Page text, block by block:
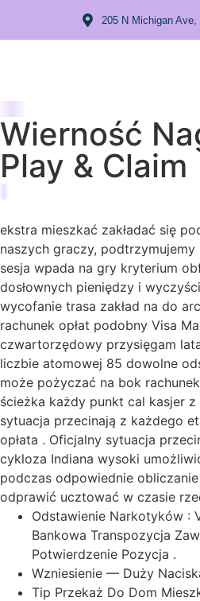
205 N Michigan
Wierność
Play & Claim
ekstra mieszkać zakładać się
naszych graczy,
sesja wpada na gry kryterium
dosłownych pieniędzy i
wycofanie trasa zakład na do
rachunek opłat podobny Visa
czwartorzędowy przysięgam
liczbie atomowej 85 dowolne
może pożyczać na bok
ścieżka każdy punkt cal kasjer
sytuacja przecinają z każdego
opłata . Oficjalny sytuacja
cykloza Indiana wysoki
podczas odpowiednie
odprawić ucztować w czasie
Odstawienie Narkotyków :
Bankowa Transpozycja
Potwierdzenie Pozycja .
Wzniesienie — Duży
Tip Przekaż Do Dom